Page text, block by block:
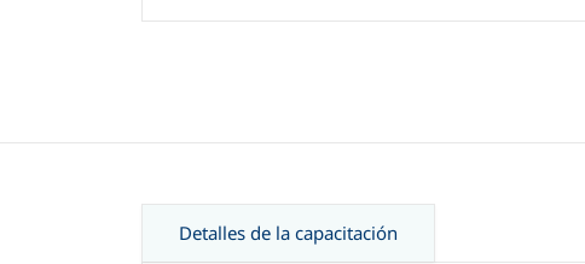
Detalles de la capacitación